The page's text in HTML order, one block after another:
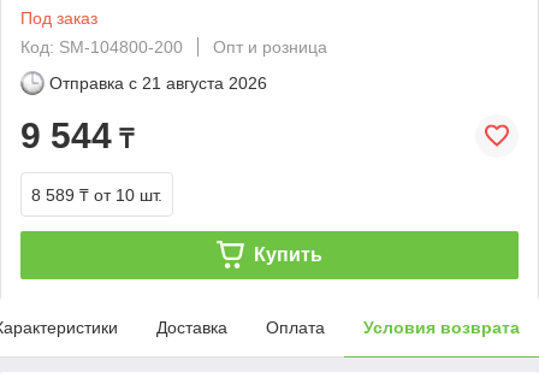
Под заказ
Код: SM-104800-200
Опт и розница
Отправка с 21 августа 2026
9 544 ₸
8 589 ₸ от 10 шт.
Купить
Доставка Оплата Условия возврата